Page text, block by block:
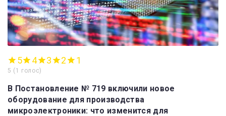
5 4 3 2 1
5 (1 голос)
В Постановление № 719 включили новое
оборудование для производства
микроэлектроники: что изменится для